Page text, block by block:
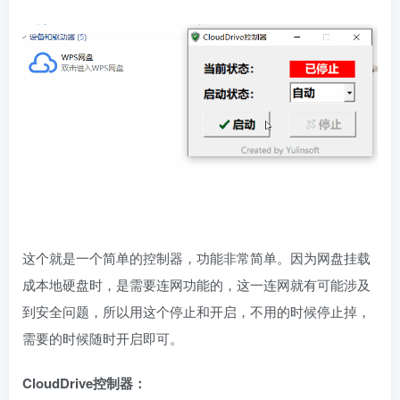
这个就是一个简单的控制器，功能非常简单。因为网盘挂载
成本地硬盘时，是需要连网功能的，这一连网就有可能涉及
到安全问题，所以用这个停止和开启，不用的时候停止掉，
需要的时候随时开启即可。
CloudDrive控制器：